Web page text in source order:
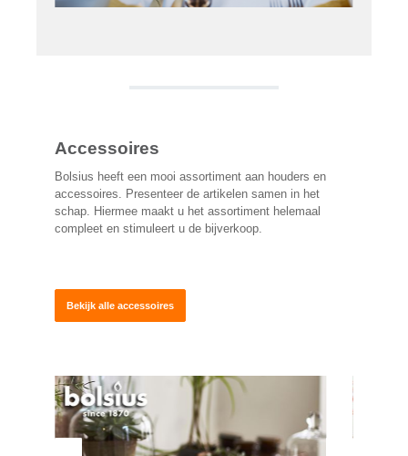
Accessoires
Bolsius heeft een mooi assortiment aan houders en
accessoires. Presenteer de artikelen samen in het
schap. Hiermee maakt u het assortiment helemaal
compleet en stimuleert u de bijverkoop.
Bekijk alle accessoires